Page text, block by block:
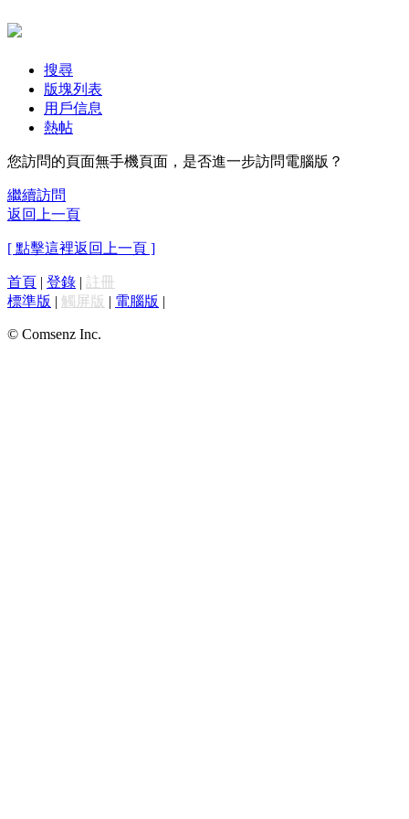
搜尋
版塊列表
用戶信息
熱帖
您訪問的頁面無手機頁面，是否進一步訪問電腦版？
繼續訪問
返回上一頁
[ 點擊這裡返回上一頁 ]
首頁 | 登錄 | 註冊
標準版 | 觸屏版 | 電腦版 |
© Comsenz Inc.